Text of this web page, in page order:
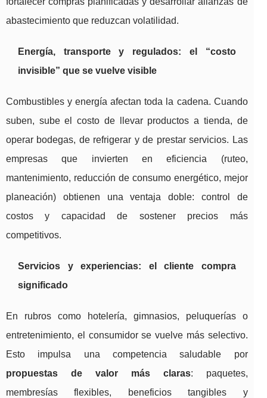
abastecimiento que reduzcan volatilidad.
Energía, transporte y regulados: el “costo
invisible” que se vuelve visible
Combustibles y energía afectan toda la cadena. Cuando
suben, sube el costo de llevar productos a tienda, de
operar bodegas, de refrigerar y de prestar servicios. Las
empresas que invierten en eficiencia (ruteo,
mantenimiento, reducción de consumo energético, mejor
planeación) obtienen una ventaja doble: control de
costos y capacidad de sostener precios más
competitivos.
Servicios y experiencias: el cliente compra
significado
En rubros como hotelería, gimnasios, peluquerías o
entretenimiento, el consumidor se vuelve más selectivo.
Esto impulsa una competencia saludable por
propuestas de valor más claras: paquetes,
membresías flexibles, beneficios tangibles y